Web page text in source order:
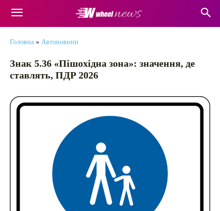
Головна » Автоновини
Знак 5.36 «Пішохідна зона»: значення, де
ставлять, ПДР 2026